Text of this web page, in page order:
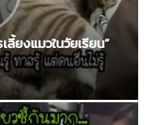
ยงแมวในวัยเรียน”